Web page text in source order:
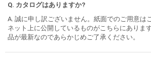
Q. カタログはありますか?
A. 誠に申し訳ございません。紙面でのご用意は
ネット上に公開しているものがこちらにありま
品が最新なのであらかじめご了承ください。